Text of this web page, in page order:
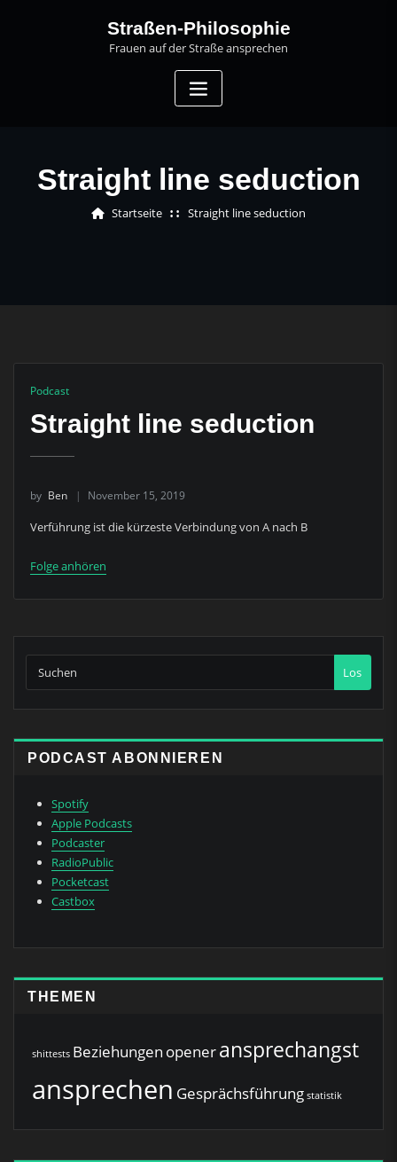
Straßen-Philosophie
Frauen auf der Straße ansprechen
Straight line seduction
Startseite Straight line seduction
Podcast
Straight line seduction
by Ben November 15, 2019
Verführung ist die kürzeste Verbindung von A nach B
Folge anhören
Los
PODCAST ABONNIEREN
Spotify
Apple Podcasts
Podcaster
RadioPublic
Pocketcast
Castbox
THEMEN
shittests Beziehungen openeransprechangst
ansprechen Gesprächsführung statistik